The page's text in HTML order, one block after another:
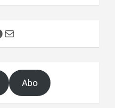
E-Mail
Abo